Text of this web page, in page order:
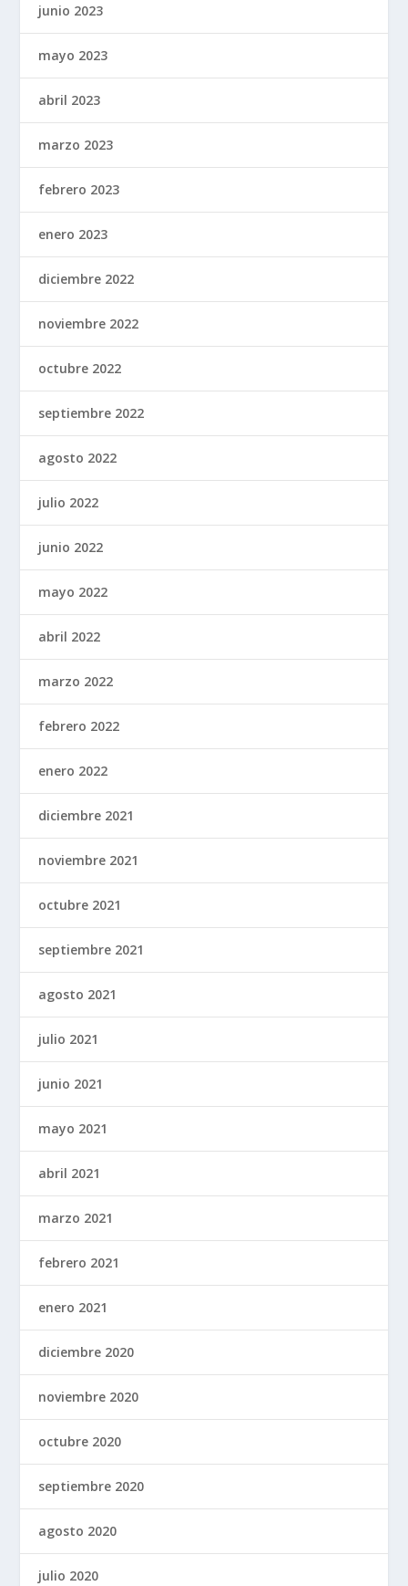
junio 2023
mayo 2023
abril 2023
marzo 2023
febrero 2023
enero 2023
diciembre 2022
noviembre 2022
octubre 2022
septiembre 2022
agosto 2022
julio 2022
junio 2022
mayo 2022
abril 2022
marzo 2022
febrero 2022
enero 2022
diciembre 2021
noviembre 2021
octubre 2021
septiembre 2021
agosto 2021
julio 2021
junio 2021
mayo 2021
abril 2021
marzo 2021
febrero 2021
enero 2021
diciembre 2020
noviembre 2020
octubre 2020
septiembre 2020
agosto 2020
julio 2020